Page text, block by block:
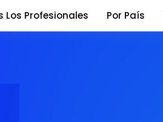
Los Profesionales Por País